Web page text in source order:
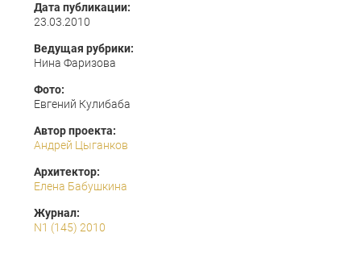
Дата публикации:
23.03.2010
Ведущая рубрики:
Нина Фаризова
Фото:
Евгений Кулибаба
Автор проекта:
Андрей Цыганков
Архитектор:
Елена Бабушкина
Журнал:
N1 (145) 2010